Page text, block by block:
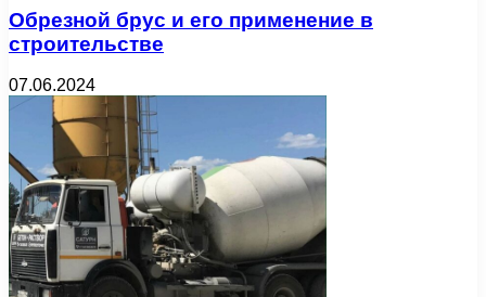
Обрезной брус и его применение в
строительстве
07.06.2024